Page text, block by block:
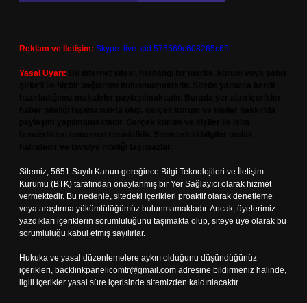
Reklam ve İletişim: Skype: live:.cid.575569c608265c69
Yasal Uyarı:
Sitemiz, 5651 Sayılı Kanun gereğince Bilgi Teknolojileri ve İletişim
Kurumu (BTK) tarafından onaylanmış bir Yer Sağlayıcı olarak hizmet
vermektedir. Bu nedenle, sitedeki içerikleri proaktif olarak denetleme
veya araştırma yükümlülüğümüz bulunmamaktadır. Ancak, üyelerimiz
yazdıkları içeriklerin sorumluluğunu taşımakta olup, siteye üye olarak bu
sorumluluğu kabul etmiş sayılırlar.
Hukuka ve yasal düzenlemelere aykırı olduğunu düşündüğünüz
içerikleri, backlinkpanelicomtr@gmail.com adresine bildirmeniz halinde,
ilgili içerikler yasal süre içerisinde sitemizden kaldırılacaktır.